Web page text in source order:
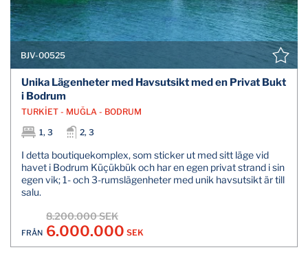
BJV-00525
Unika Lägenheter med Havsutsikt med en Privat Bukt
i Bodrum
TURKİET - MUĞLA - BODRUM
1, 3
2, 3
I detta boutiquekomplex, som sticker ut med sitt läge vid
havet i Bodrum Küçükbük och har en egen privat strand i sin
egen vik; 1- och 3-rumslägenheter med unik havsutsikt är till
salu.
FRÅN
8.200.000 SEK
6.000.000 SEK